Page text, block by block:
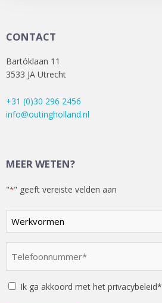
CONTACT
Bartóklaan 11
3533 JA Utrecht
+31 (0)30 296 2456
info@outingholland.nl
MEER WETEN?
"*" geeft vereiste velden aan
Kies
een
optie
Instemming
Ik ga akkoord met het privacybeleid*